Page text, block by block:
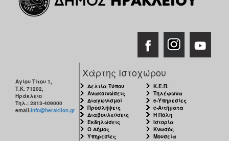
Αγίου Τίτου 1,
Τ.Κ. 71202,
Ηράκλειο
Τηλ.: 2813-409000
email:info@heraklion.gr
Χάρτης Ιστοχώρου
Δελτία Τύπου
Ανακοινώσεις
Διαγωνισμοί
Προσλήψεις
Διαβουλεύσεις
Εκδηλώσεις
Ο Δήμος
Υπηρεσίες
Κ.Ε.Π.
Τηλέφωνα
e-Υπηρεσίες
e-Αιτήματα
Η Πόλη
Ιστορία
Κνωσός
Μουσεία